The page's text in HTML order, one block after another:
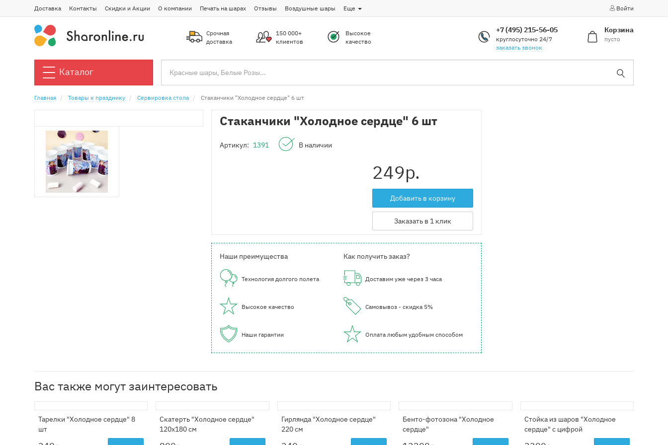
Доставка Контакты Скидки и Акции О компании Печать на шарах Отзывы Воздушные шары Еще Войти
Срочная
доставка
150 000+
клиентов
Высокое
качество
+7 (495) 215-56-05
круглосуточно 24/7
заказать звонок
Корзина
пусто
Каталог
Главная Товары к празднику Сервировка стола Стаканчики "Холодное сердце" 6 шт
Стаканчики "Холодное сердце" 6 шт
Артикул: 1391 В наличии
249р.
Добавить в корзину
Заказать в 1 клик
Наши преимущества
Технология долгого полета
Высокое качество
Наши гарантии
Как получить заказ?
Доставим уже через 3 часа
Самовывоз - скидка 5%
Оплата любым удобным способом
Вас также могут заинтересовать
Тарелки "Холодное сердце" 8
шт
Скатерть "Холодное сердце"
120х180 см
Гирлянда "Холодное сердце"
220 см
Бенто-фотозона "Холодное
сердце"
Стойка из шаров "Холодное
сердце" с цифрой